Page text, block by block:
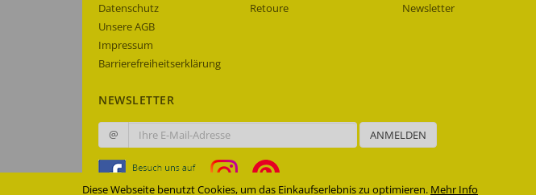
Diese Webseite benutzt Cookies, um das Einkaufserlebnis zu optimieren. Mehr Info
Datenschutz
Unsere AGB
Impressum
Barrierefreiheitserklärung
Retoure
Newsletter
NEWSLETTER
@ ANMELDEN